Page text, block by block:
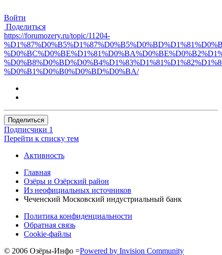
Войти
Поделиться
https://forumozery.ru/topic/11204-
%D0%B1%D0%B0%D0%BD%D0%BA/
Поделиться
Подписчики 1
Перейти к списку тем
Активность
Главная
Озёры и Озёрский район
Из неофициальных источников
Чеченский Московский индустриальный банк
Политика конфиденциальности
Обратная связь
Cookie-файлы
© 2006 Озёры-Инфо =Powered by Invision Community